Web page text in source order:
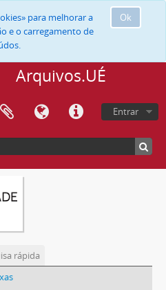
Ok
para melhorar a
e o carregamento de
Arquivos.UÉ
Entrar
rápida